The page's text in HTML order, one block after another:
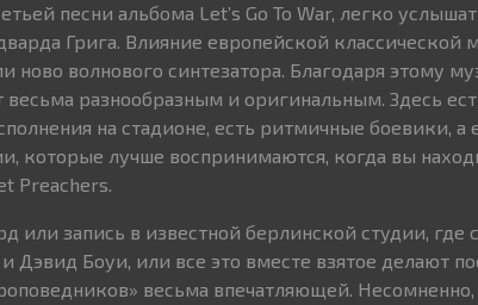
песни альбома Let’s Go To War, легко
Грига. Влияние европейской классической
ново волнового синтезатора. Благодаря этому
разнообразным и оригинальным. Здесь
на стадионе, есть ритмичные боевики, а
которые лучше воспринимаются, когда вы
Preachers.
или запись в известной берлинской студии,
Дэвид Боуи, или все это вместе взятое делают
весьма впечатляющей.